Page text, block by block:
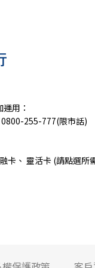
用：
255-777(限市話)
卡 、 靈活卡 (請點選所